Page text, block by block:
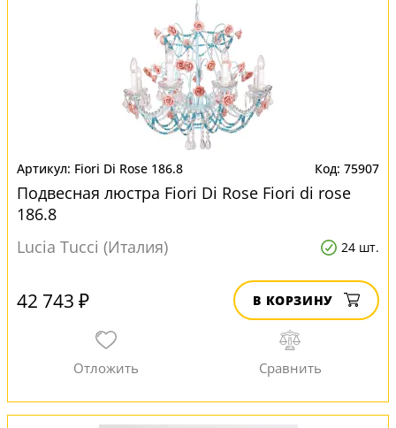
Fiori Di Rose 186.8 75907
Подвесная люстра Fiori Di Rose Fiori di rose
186.8
Lucia Tucci (Италия)
24 шт.
42 743 ₽ В КОРЗИНУ